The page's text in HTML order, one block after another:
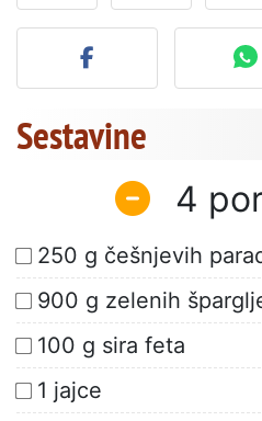
Objavite
Sestavine
4
250 g češnjevih
900 g zelenih
100 g sira feta
1 jajce